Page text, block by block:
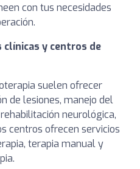
con tus necesidades
clínicas y centros de
suelen ofrecer
de lesiones, manejo del
neurológica,
centros ofrecen servicios
terapia manual y